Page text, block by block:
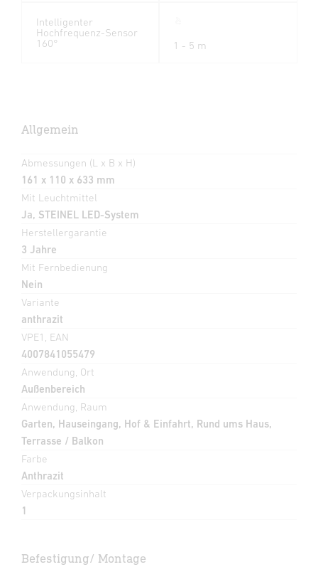
Intelligenter
Hochfrequenz-Sensor
160°
1 - 5 m
Allgemein
Abmessungen (L x B x H)
161 x 110 x 633 mm
Mit Leuchtmittel
Ja, STEINEL LED-System
Herstellergarantie
3 Jahre
Mit Fernbedienung
Nein
Variante
anthrazit
VPE1, EAN
4007841055479
Anwendung, Ort
Außenbereich
Anwendung, Raum
Garten, Hauseingang, Hof & Einfahrt, Rund ums Haus,
Terrasse / Balkon
Farbe
Anthrazit
Verpackungsinhalt
1
Befestigung/ Montage